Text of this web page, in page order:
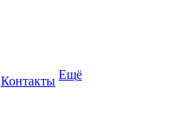
Контакты Ещё